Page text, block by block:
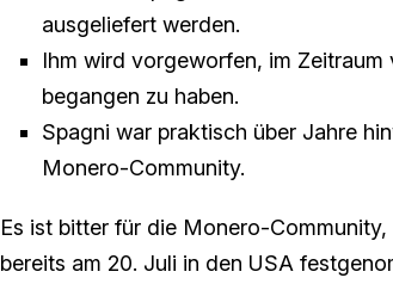
ausgeliefert werden.
Ihm wird vorgeworfen, im
begangen zu haben.
Spagni war praktisch über Jahre
Monero-Community.
Es ist bitter für die Monero-
bereits am 20. Juli in den USA